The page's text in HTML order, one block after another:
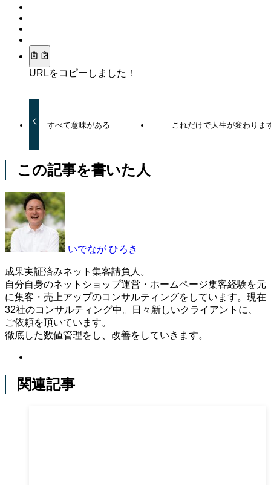
URLをコピーしました！
すべて意味がある これだけで人生が変わりま
この記事を書いた人
いでなが ひろき
成果実証済みネット集客請負人。
自分自身のネットショップ運営・ホームページ集客経験を元
に集客・売上アップのコンサルティングをしています。現在
32社のコンサルティング中。日々新しいクライアントに、
ご依頼を頂いています。
徹底した数値管理をし、改善をしていきます。
関連記事